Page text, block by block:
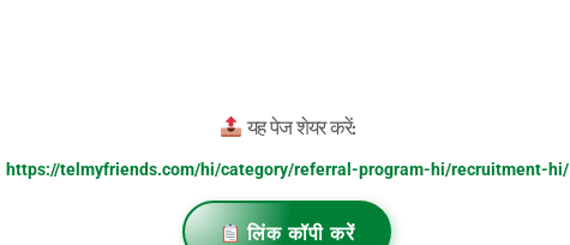
यह पेज शेयर करें:
https://telmyfriends.com/hi/category/referral-program-hi/recruitment-hi/
लिंक कॉपी करें